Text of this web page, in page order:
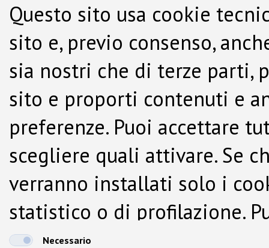
Questo sito usa cookie
sito e, previo consenso,
sia nostri che di terze parti,
sito e proporti contenuti e
preferenze. Puoi accettare
scegliere quali attivare. Se
verranno installati solo i
statistico o di profilazione.
dalla Cookie Policy.
Necessario